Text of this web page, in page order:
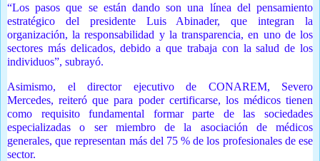
“Los pasos que se están dando son una línea del pensamiento
estratégico del presidente Luis Abinader, que integran la
organización, la responsabilidad y la transparencia, en uno de los
sectores más delicados, debido a que trabaja con la salud de los
individuos”, subrayó.
Asimismo, el director ejecutivo de CONAREM, Severo
Mercedes, reiteró que para poder certificarse, los médicos tienen
como requisito fundamental formar parte de las sociedades
especializadas o ser miembro de la asociación de médicos
generales, que representan más del 75 % de los profesionales de ese
sector.